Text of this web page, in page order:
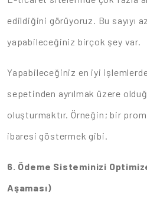
edildiğini görüyoruz. Bu sayıyı
yapabileceğiniz birçok şey var.
Yapabileceğiniz en iyi
sepetinden ayrılmak üzere
oluşturmaktır. Örneğin; bir
ibaresi göstermek gibi.
6. Ödeme Sisteminizi
Aşaması)